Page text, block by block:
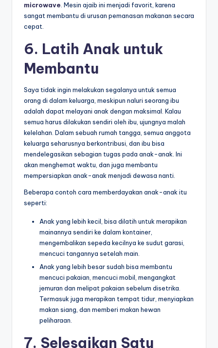
microwave . Mesin ajaib ini menjadi favorit, karena
sangat membantu di urusan pemanasan makanan secara
cepat.
6. Latih Anak untuk
Membantu
Saya tidak ingin melakukan segalanya untuk semua
orang di dalam keluarga, meskipun naluri seorang ibu
adalah dapat melayani anak dengan maksimal. Kalau
semua harus dilakukan sendiri oleh ibu, ujungnya malah
kelelahan. Dalam sebuah rumah tangga, semua anggota
keluarga seharusnya berkontribusi, dan ibu bisa
mendelegasikan sebagian tugas pada anak-anak. Ini
akan menghemat waktu, dan juga membantu
mempersiapkan anak-anak menjadi dewasa nanti.
Beberapa contoh cara memberdayakan anak-anak itu
seperti:
Anak yang lebih kecil, bisa dilatih untuk merapikan
mainannya sendiri ke dalam kontainer,
mengembalikan sepeda kecilnya ke sudut garasi,
mencuci tangannya setelah main.
Anak yang lebih besar sudah bisa membantu
mencuci pakaian, mencuci mobil, mengangkat
jemuran dan melipat pakaian sebelum disetrika.
Termasuk juga merapikan tempat tidur, menyiapkan
makan siang, dan memberi makan hewan
peliharaan.
7. Selesaikan Satu